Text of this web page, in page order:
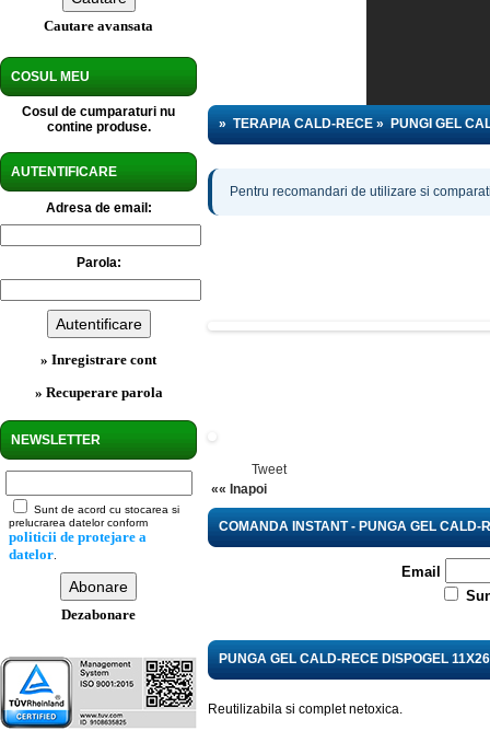
Cautare avansata
COSUL MEU
Cosul de cumparaturi nu
contine produse.
AUTENTIFICARE
Adresa de email:
Parola:
» Inregistrare cont
» Recuperare parola
NEWSLETTER
Sunt de acord cu stocarea si
prelucrarea datelor conform
politicii de protejare a
datelor
Dezabonare
» TERAPIA CALD-RECE » PUNGI GEL
Pentru recomandari de utilizare si
Tweet
«« Inapoi
COMANDA INSTANT - PUNGA GEL CALD-
Email
PUNGA GEL CALD-RECE DISPOGEL
Reutilizabila si complet netoxica.